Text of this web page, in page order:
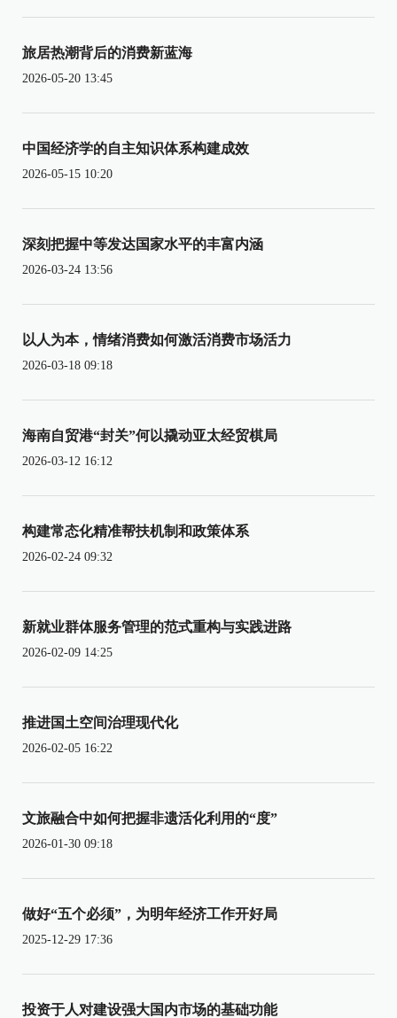
旅居热潮背后的消费新蓝海
2026-05-20 13:45
中国经济学的自主知识体系构建成效
2026-05-15 10:20
深刻把握中等发达国家水平的丰富内涵
2026-03-24 13:56
以人为本，情绪消费如何激活消费市场活力
2026-03-18 09:18
海南自贸港“封关”何以撬动亚太经贸棋局
2026-03-12 16:12
构建常态化精准帮扶机制和政策体系
2026-02-24 09:32
新就业群体服务管理的范式重构与实践进路
2026-02-09 14:25
推进国土空间治理现代化
2026-02-05 16:22
文旅融合中如何把握非遗活化利用的“度”
2026-01-30 09:18
做好“五个必须”，为明年经济工作开好局
2025-12-29 17:36
投资于人对建设强大国内市场的基础功能